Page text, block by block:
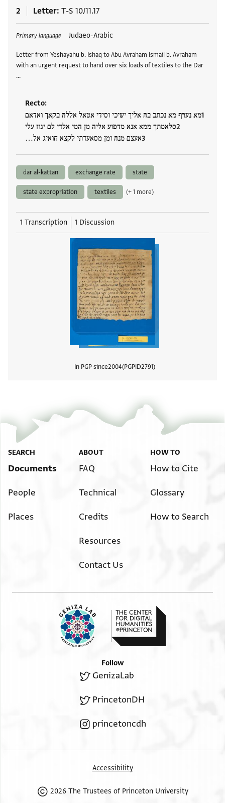
2 Letter T-S 10J11.17
Primary language Judaeo-Arabic
Letter from Yeshayahu b. Ishaq to Abu Avraham Ismail b. Avraham
with an urgent request to hand over six loads of textiles to the Dar
…
Recto:
מא נערף מא נכתב בה אליך ישיכי וסידי אטאל אללה בקאך ואדאם
סלאמתך ממא אנא מדפוע אליה מן המי אלדי לם יגוז עלי
אעצם מנה ומן מסאעדתי לקצא חואיג אל…
Tags
dar al-kattan exchange rate state
state expropriation textiles (+ 1 more)
1 Transcription 1 Discussion
In PGP since2004 PGPID2791
SEARCH
Documents
People
Places
ABOUT
FAQ
Technical
Credits
Resources
Contact Us
HOW TO
How to Cite
Glossary
How to Search
Follow
GenizaLab
PrincetonDH
princetoncdh
Accessibility
2026 The Trustees of Princeton University